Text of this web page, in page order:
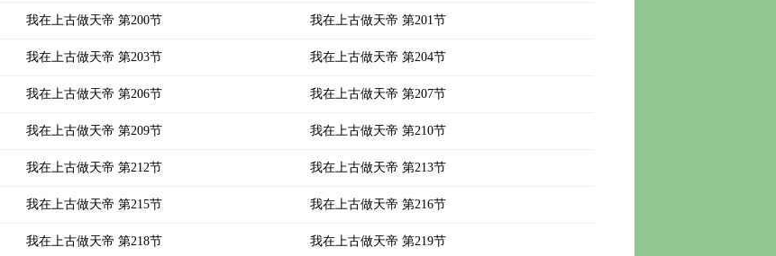
我在上古做天帝 第200节 我在上古做天帝 第201节
我在上古做天帝 第203节 我在上古做天帝 第204节
我在上古做天帝 第206节 我在上古做天帝 第207节
我在上古做天帝 第209节 我在上古做天帝 第210节
我在上古做天帝 第212节 我在上古做天帝 第213节
我在上古做天帝 第215节 我在上古做天帝 第216节
我在上古做天帝 第218节 我在上古做天帝 第219节